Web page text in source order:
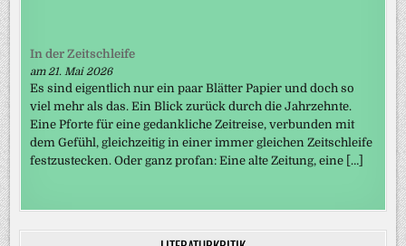
In der Zeitschleife
am 21. Mai 2026
Es sind eigentlich nur ein paar Blätter Papier und doch so
viel mehr als das. Ein Blick zurück durch die Jahrzehnte.
Eine Pforte für eine gedankliche Zeitreise, verbunden mit
dem Gefühl, gleichzeitig in einer immer gleichen Zeitschleife
festzustecken. Oder ganz profan: Eine alte Zeitung, eine […]